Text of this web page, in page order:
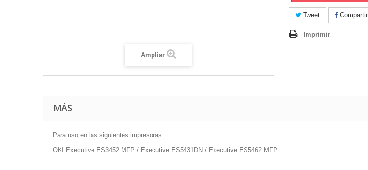
Ampliar
Tweet Compartir
Imprimir
MÁS
Para uso en las siguientes impresoras:
OKI Executive ES3452 MFP / Executive ES5431DN / Executive ES5462 MFP